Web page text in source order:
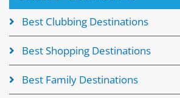
Best Clubbing Destinations
Best Shopping Destinations
Best Family Destinations